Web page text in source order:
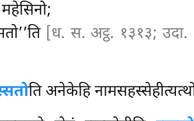
[ध. स. अट्ठ. १३१३; उदा.
ति अनेकेहि